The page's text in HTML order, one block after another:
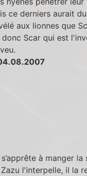
ce derniers aurait
aux lionnes que
Scar qui est
à manger
l'interpelle, il la